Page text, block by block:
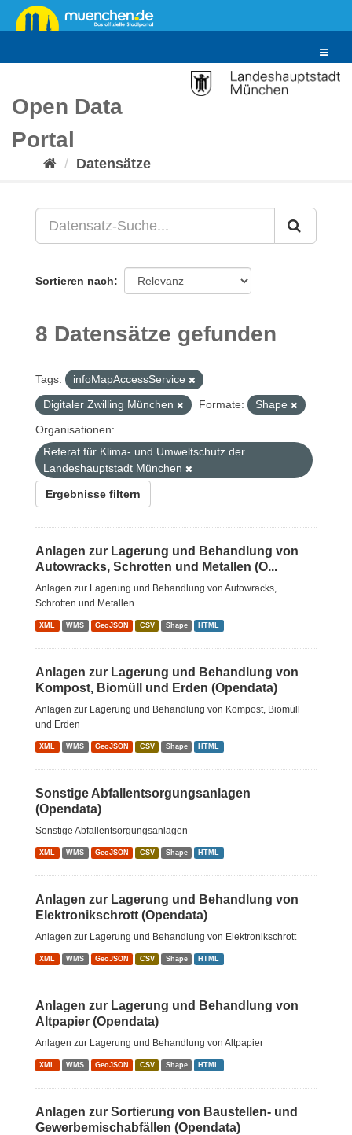
Überspringen
zum
Toggle
Open Data
Portal
Datensätze
Sortieren nach
8 Datensätze gefunden
Tags:
infoMapAccessService
Digitaler Zwilling München
Formate:
Shape
Organisationen:
Referat für Klima- und Umweltschutz der
Landeshauptstadt München
Ergebnisse filtern
Anlagen zur Lagerung und Behandlung von
Autowracks, Schrotten und Metallen (O...
Anlagen zur Lagerung und Behandlung von Autowracks,
Schrotten und Metallen
XML WMS GeoJSON CSV Shape HTML
Anlagen zur Lagerung und Behandlung von
Kompost, Biomüll und Erden (Opendata)
Anlagen zur Lagerung und Behandlung von Kompost, Biomüll
und Erden
XML WMS GeoJSON CSV Shape HTML
Sonstige Abfallentsorgungsanlagen
(Opendata)
Sonstige Abfallentsorgungsanlagen
XML WMS GeoJSON CSV Shape HTML
Anlagen zur Lagerung und Behandlung von
Elektronikschrott (Opendata)
Anlagen zur Lagerung und Behandlung von Elektronikschrott
XML WMS GeoJSON CSV Shape HTML
Anlagen zur Lagerung und Behandlung von
Altpapier (Opendata)
Anlagen zur Lagerung und Behandlung von Altpapier
XML WMS GeoJSON CSV Shape HTML
Anlagen zur Sortierung von Baustellen- und
Gewerbemischabfällen (Opendata)